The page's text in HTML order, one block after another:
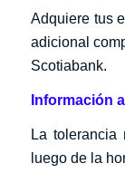
Adquiere tus
adicional
Scotiabank.
Información
La
luego de la